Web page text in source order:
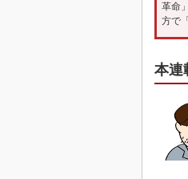
革命
方で
本連